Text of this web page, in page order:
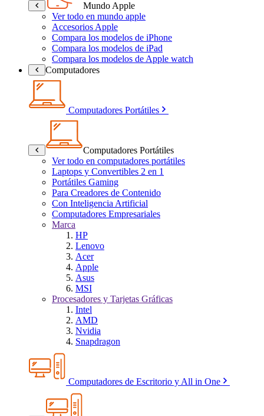
Mundo Apple
Ver todo en mundo apple
Accesorios Apple
Compara los modelos de iPhone
Compara los modelos de iPad
Compara los modelos de Apple watch
Computadores
Computadores Portátiles
Computadores Portátiles
Ver todo en computadores portátiles
Laptops y Convertibles 2 en 1
Portátiles Gaming
Para Creadores de Contenido
Con Inteligencia Artificial
Computadores Empresariales
Marca
HP
Lenovo
Acer
Apple
Asus
MSI
Procesadores y Tarjetas Gráficas
Intel
AMD
Nvidia
Snapdragon
Computadores de Escritorio y All in One
Calle
Semiautomática
Automática
Karguero
Cascos
Guantes
Chaquetas
Ropa
Botas
Gova
MQI+SPORT
NQI GTS